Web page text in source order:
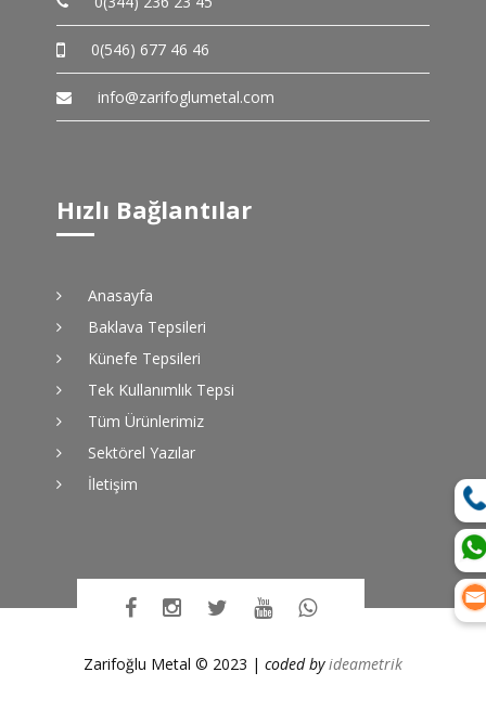
0(546) 677 46 46
info@zarifoglumetal.com
Hızlı Bağlantılar
Anasayfa
Baklava Tepsileri
Künefe Tepsileri
Tek Kullanımlık Tepsi
Tüm Ürünlerimiz
Sektörel Yazılar
İletişim
Zarifoğlu Metal © 2023 | coded byideametrik